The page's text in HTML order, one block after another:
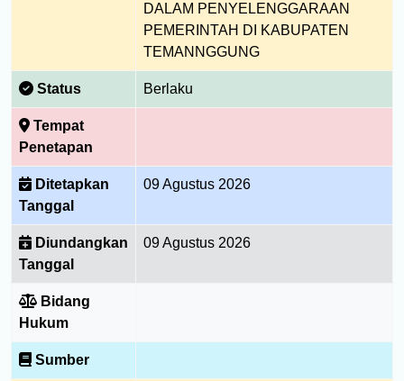
DALAM PENYELENGGARAAN
PEMERINTAH DI KABUPATEN
TEMANNGGUNG
Status Berlaku
Tempat
Penetapan
Ditetapkan
Tanggal
09 Agustus 2026
Diundangkan
Tanggal
09 Agustus 2026
Bidang
Hukum
Sumber